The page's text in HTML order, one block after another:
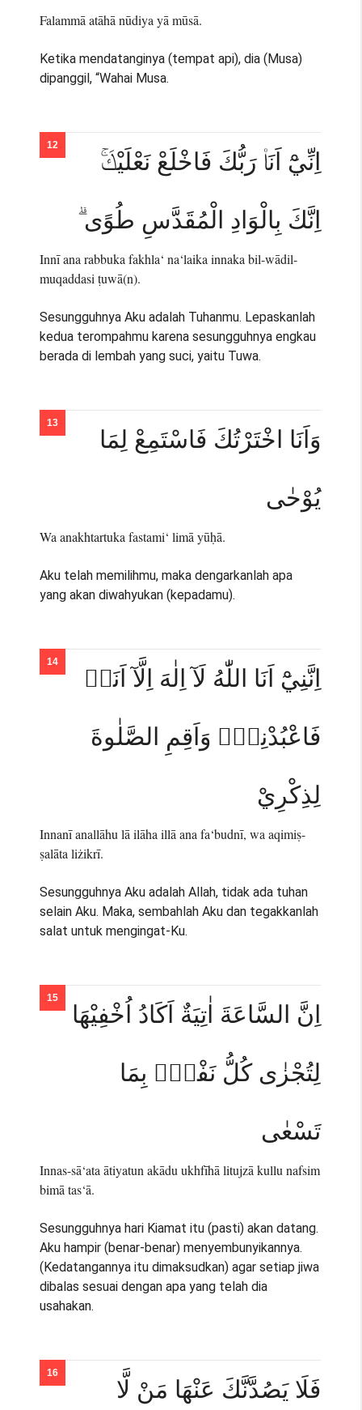
Falammā atāhā nūdiya yā mūsā.
Ketika mendatanginya (tempat api), dia (Musa)
dipanggil, “Wahai Musa.
اِنِّيْٓ اَنَا۠ رَبُّكَ فَاخْلَعْ نَعْلَيْكَۚ
اِنَّكَ بِالْوَادِ الْمُقَدَّسِ طُوًى ۗ
Innī ana rabbuka fakhla‘ na‘laika innaka bil-wādil-
muqaddasi ṭuwā(n).
Sesungguhnya Aku adalah Tuhanmu. Lepaskanlah
kedua terompahmu karena sesungguhnya engkau
berada di lembah yang suci, yaitu Tuwa.
وَاَنَا اخْتَرْتُكَ فَاسْتَمِعْ لِمَا
يُوْحٰى
Wa anakhtartuka fastami‘ limā yūḥā.
Aku telah memilihmu, maka dengarkanlah apa
yang akan diwahyukan (kepadamu).
اِنَّنِيْٓ اَنَا اللّٰهُ لَآ اِلٰهَ اِلَّآ اَنَا۠
فَاعْبُدْنِيْۙ وَاَقِمِ الصَّلٰوةَ
لِذِكْرِيْ
Innanī anallāhu lā ilāha illā ana fa‘budnī, wa aqimiṣ-
ṣalāta liżikrī.
Sesungguhnya Aku adalah Allah, tidak ada tuhan
selain Aku. Maka, sembahlah Aku dan tegakkanlah
salat untuk mengingat-Ku.
اِنَّ السَّاعَةَ اٰتِيَةٌ اَكَادُ اُخْفِيْهَا
لِتُجْزٰى كُلُّ نَفْسٍۢ بِمَا
تَسْعٰى
Innas-sā‘ata ātiyatun akādu ukhfīhā litujzā kullu nafsim
bimā tas‘ā.
Sesungguhnya hari Kiamat itu (pasti) akan datang.
Aku hampir (benar-benar) menyembunyikannya.
(Kedatangannya itu dimaksudkan) agar setiap jiwa
dibalas sesuai dengan apa yang telah dia
usahakan.
فَلَا يَصُدَّنَّكَ عَنْهَا مَنْ لَّا